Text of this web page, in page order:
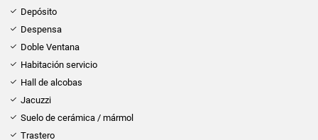
Depósito
Despensa
Doble Ventana
Habitación servicio
Hall de alcobas
Jacuzzi
Suelo de cerámica / mármol
Trastero